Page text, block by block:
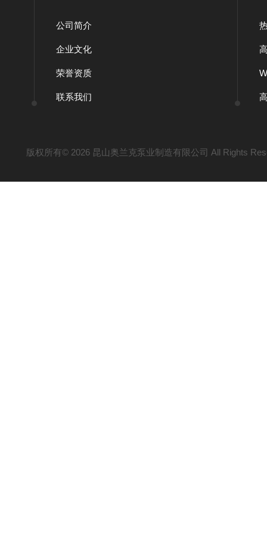
公司简介
企业文化
荣誉资质
联系我们
版权所有© 2026 昆山奥兰克泵业制造有限公司 All Rights